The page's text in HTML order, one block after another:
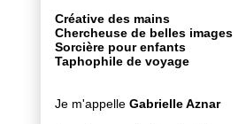
Créative des mains
Chercheuse de belles images
Sorcière pour enfants
Taphophile de voyage
Je m'appelle Gabrielle Aznar